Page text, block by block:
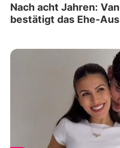
Nach acht Jahren:
bestätigt das Ehe-Aus